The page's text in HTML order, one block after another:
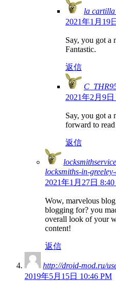
la cartilla
2021年1月19
Say, you got a
Fantastic.
返信
2021年2月9
Say, you got a
forward to
返信
locksmiths-in-
2021年1月27日
Wow, marvelous
blogging for? you
overall look of your
content!
返信
http://droid-mod.ru/
2019年5月15日 10:46 PM